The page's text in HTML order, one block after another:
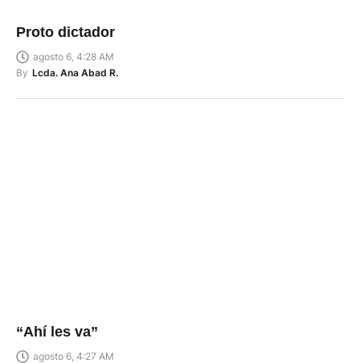
Proto dictador
agosto 6, 4:28 AM
By Lcda. Ana Abad R.
“Ahí les va”
agosto 6, 4:27 AM